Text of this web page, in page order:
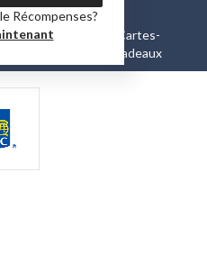
Récompenses?
Marques
Cartes-
cadeaux